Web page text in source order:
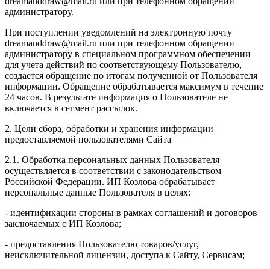
администратору.
При поступлении уведомлений на электронную почту
dreamanddraw@mail.ru или при телефонном обращении
администратору в специальном программном обеспечении
для учета действий по соответствующему Пользователю,
создается обращение по итогам полученной от Пользователя
информации. Обращение обрабатывается максимум в течение
24 часов. В результате информация о Пользователе не
включается в сегмент рассылок.
2. Цели сбора, обработки и хранения информации
предоставляемой пользователями Сайта
2.1. Обработка персональных данных Пользователя
осуществляется в соответствии с законодательством
Российской Федерации. ИП Козловa обрабатывает
персональные данные Пользователя в целях:
- идентификации стороны в рамках соглашений и договоров
заключаемых с ИП Козлова;
- предоставления Пользователю товаров/услуг,
неисключительной лицензии, доступа к Сайту, Сервисам;